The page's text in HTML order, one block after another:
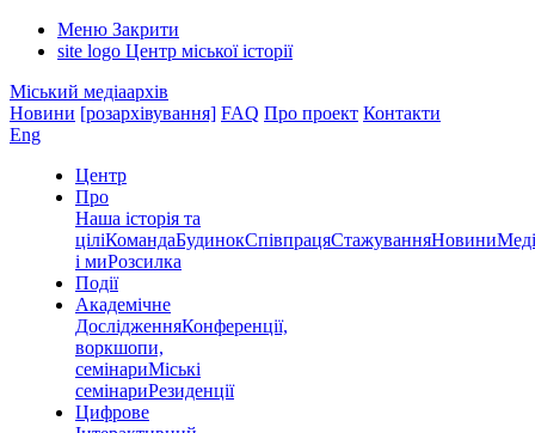
Меню Закрити
site logo Центр міської історії
Міський медіаархів
Новини [розархівування] FAQ Про проект Контакти
Eng
Центр
Про
Наша історія та
ціліКомандаБудинокСпівпрацяСтажуванняНовини
і миРозсилка
Події
Академічне
ДослідженняКонференції,
воркшопи,
семінариМіські
семінариРезиденції
Цифрове